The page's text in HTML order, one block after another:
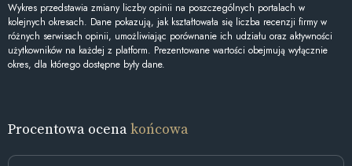
Wykres przedstawia zmiany liczby opinii na poszczególnych portalach w
kolejnych okresach. Dane pokazują, jak kształtowała się liczba recenzji firmy w
różnych serwisach opinii, umożliwiając porównanie ich udziału oraz aktywności
użytkowników na każdej z platform. Prezentowane wartości obejmują wyłącznie
okres, dla którego dostępne były dane.
Procentowa ocenakońcowa